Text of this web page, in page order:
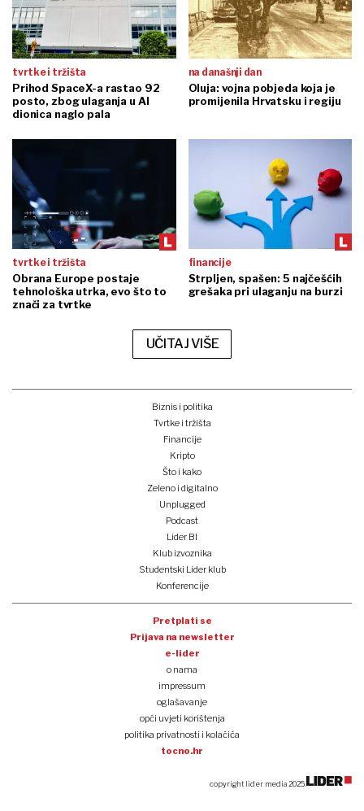
tvrtke i tržišta
Prihod SpaceX-a rastao 92
posto, zbog ulaganja u AI
dionica naglo pala
na današnji dan
Oluja: vojna pobjeda koja je
promijenila Hrvatsku i regiju
tvrtke i tržišta
Obrana Europe postaje
tehnološka utrka, evo što to
znači za tvrtke
financije
Strpljen, spašen: 5 najčešćih
grešaka pri ulaganju na burzi
UČITAJ VIŠE
Biznis i politika
Tvrtke i tržišta
Financije
Kripto
Što i kako
Zeleno i digitalno
Unplugged
Podcast
Lider BI
Klub izvoznika
Studentski Lider klub
Konferencije
Pretplati se
Prijava na newsletter
e-lider
o nama
impressum
oglašavanje
opći uvjeti korištenja
politika privatnosti i kolačića
tocno.hr
copyright lider media 2025.